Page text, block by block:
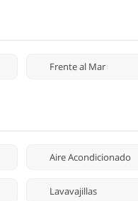
Frente al Mar
Aire Acondicionado
Lavavajillas